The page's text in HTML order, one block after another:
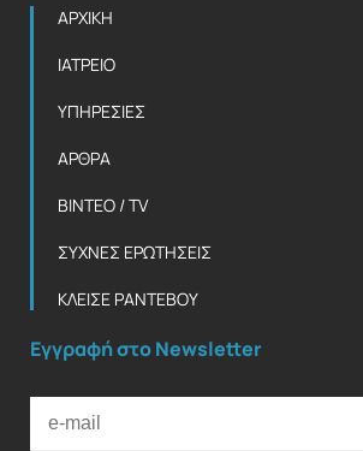
ΑΡΧΙΚΗ
ΙΑΤΡΕΙΟ
ΥΠΗΡΕΣΙΕΣ
ΑΡΘΡΑ
ΒΙΝΤΕΟ / TV
ΣΥΧΝΕΣ ΕΡΩΤΗΣΕΙΣ
ΚΛΕΙΣΕ ΡΑΝΤΕΒΟΥ
Εγγραφή στο Newsletter